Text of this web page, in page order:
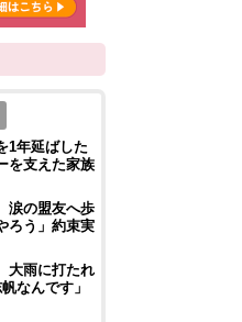
1年延ばした
支えた家族
の盟友へ歩
ろう」約束実
大雨に打たれ
なんです」